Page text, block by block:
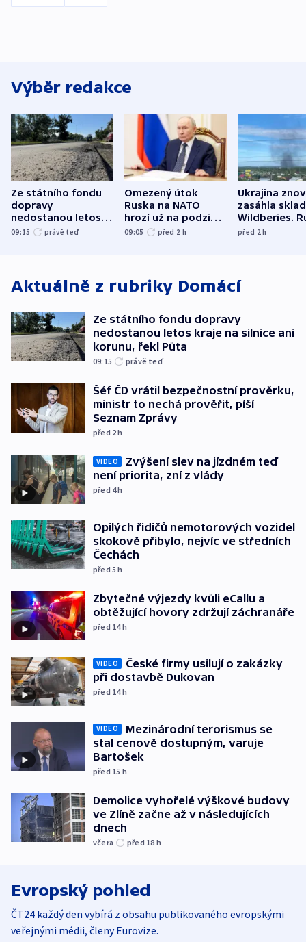
Výběr redakce
Ze státního fondu
dopravy
nedostanou letos
kraje na silnice ani
09:15 právě teď
Omezený útok
Ruska na NATO
hrozí už na podzim,
varují tajné služby
09:05 před 2 h
Ukrajina
zasáhla
Wildberies.
útočili v
před 2h
Aktuálně z rubriky Domácí
Ze státního fondu dopravy
nedostanou letos kraje na silnice ani
korunu, řekl Půta
09:15 právě teď
Šéf ČD vrátil bezpečnostní prověrku,
ministr to nechá prověřit, píší
Seznam Zprávy
před 2h
VIDEO
Zvýšení slev na jízdném teď
není priorita, zní z vlády
před 4h
Opilých řidičů nemotorových vozidel
skokově přibylo, nejvíc ve středních
Čechách
před 5h
Zbytečné výjezdy kvůli eCallu a
obtěžující hovory zdržují záchranáře
před 14h
VIDEO
České firmy usilují o zakázky
při dostavbě Dukovan
před 14h
VIDEO
Mezinárodní terorismus se
stal cenově dostupným, varuje
Bartošek
před 15 h
Demolice vyhořelé výškové budovy
ve Zlíně začne až v následujících
dnech
včera před 18 h
Evropský pohled
ČT24 každý den vybírá z obsahu publikovaného evropskými
veřejnými médii, členy Eurovize.